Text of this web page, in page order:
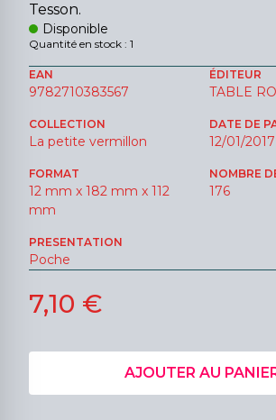
Tesson.
Disponible
Quantité en stock : 1
EAN
9782710383567
ÉDITEUR
TABLE
COLLECTION
La petite vermillon
DATE DE
12/01/2017
FORMAT
12 mm x 182 mm x 112
mm
NOMBRE
176
PRESENTATION
Poche
7,10 €
AJOUTER AU